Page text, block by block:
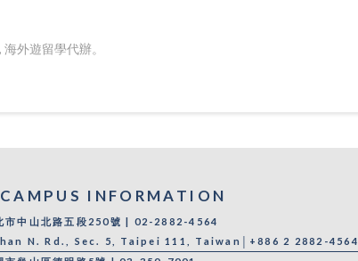
外遊留學代辦。
INFORMATION
市中山北路五段250號 | 02-2882-4564
N. Rd., Sec. 5, Taipei 111, Taiwan│+886 2 2882-4564